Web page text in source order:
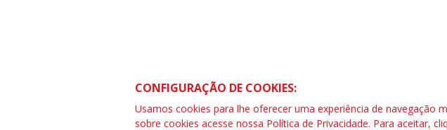
SCS Quadra 01 – Bloco “I” Ed. Central, 6º andar. Salas 603 a 606 |CEP:
Asa Sul – Brasília – DF
Telefone (61) 3032-8857 | www.contrafbrasil.org.br|
SAC: 0800 04209 13
CONFIGURAÇÃO DE COOKIES:
Usamos cookies para lhe oferecer uma experiência de navegação
sobre cookies acesse nossa Política de Privacidade. Para aceitar,